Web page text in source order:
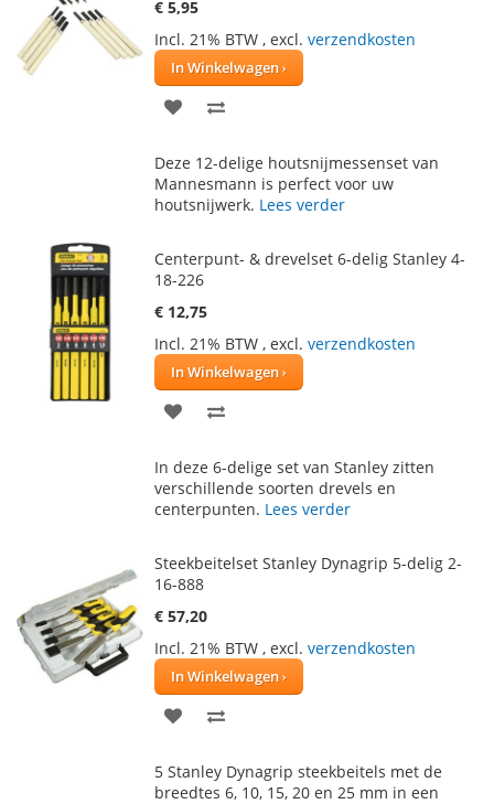
€ 5,95
Incl. 21% BTW , excl. verzendkosten
In Winkelwagen
VOEG
AAN
VERLANGLIJST
TE
Deze 12-delige houtsnijmessenset van
Mannesmann is perfect voor uw
houtsnijwerk. Lees verder
Centerpunt- & drevelset 6-delig Stanley 4-
18-226
€ 12,75
Incl. 21% BTW , excl. verzendkosten
In Winkelwagen
VOEG
AAN
VERLANGLIJST
TE
In deze 6-delige set van Stanley zitten
verschillende soorten drevels en
centerpunten. Lees verder
Steekbeitelset Stanley Dynagrip 5-delig 2-
16-888
€ 57,20
Incl. 21% BTW , excl. verzendkosten
In Winkelwagen
VOEG
AAN TE
5 Stanley Dynagrip steekbeitels met de
breedtes 6, 10, 15, 20 en 25 mm in een